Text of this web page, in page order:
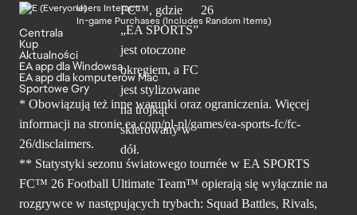
Users Interact
In-game Purchases (Includes Random Items)
Centrala
Kup
Aktualności
EA app dla Windowsa
EA app dla komputerów Mac
Sportowe Gry
* Obowiązują też inne warunki oraz ograniczenia. Więcej
informacji na stronie ea.com/pl-pl/games/ea-sports-fc/fc-
26/disclaimers.
** Statystyki sezonu światowego tournée w EA SPORTS
FC™ 26 Football Ultimate Team™ opierają się wyłącznie na
rozgrywce w następujących trybach: Squad Battles, Rivals,